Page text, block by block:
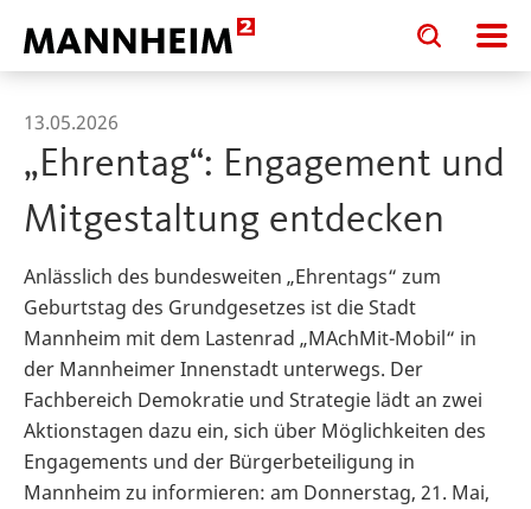
Toggle
search
input
Toggle
search
input
13.05.2026
„Ehrentag“: Engagement und
Mitgestaltung entdecken
Anlässlich des bundesweiten „Ehrentags“ zum
Geburtstag des Grundgesetzes ist die Stadt
Mannheim mit dem Lastenrad „MAchMit-Mobil“ in
der Mannheimer Innenstadt unterwegs. Der
Fachbereich Demokratie und Strategie lädt an zwei
Aktionstagen dazu ein, sich über Möglichkeiten des
Engagements und der Bürgerbeteiligung in
Mannheim zu informieren: am Donnerstag, 21. Mai,